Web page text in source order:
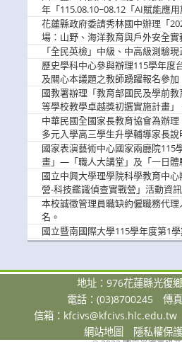
年「115.08.10~08.12「AI賦能應
歡迎學生踴躍報名參加
花蓮縣政府委請秀林國中辦理「
場：山野、海洋教育與戶外安全實
參加
「全民英檢」中級、中高級測驗
歷史學科中心參與辦理115學年度
及關心本議題之教師踴躍報名參加
國教署辦理「教育部國民及學前
等學校教學卓越獎初選實施計畫
中華民國全國家長教育協會為辦
多元入學高三學生升學輔導家長說
國家表演藝術中心國家兩廳院115
畫」—「職人大講堂」及「一日體
參與。
國立中興大學理學院科學教育中
營-科技鑑識偵查實戰營」活動資
加。
本校誠徵管理員職缺約僱職務代
名。
國立暨南國際大學115學年度第1
地址：976花蓮縣光復
電話：(03)8700245
傳
信箱： kfcivs@kfcivs.hlc.edu.tw
網站地圖
隱私權保護